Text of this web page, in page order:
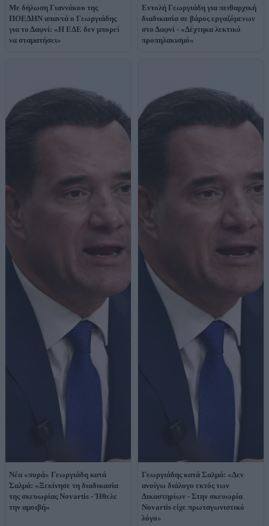
Με δήλωση Γιαννάκου της
ΠΟΕΔΗΝ απαντά ο Γεωργιάδης
για το Δαφνί: «Η ΕΔΕ δεν μπορεί
να σταματήσει»
Εντολή Γεωργιάδη για πειθαρχική
διαδικασία σε βάρος εργαζόμενων
στο Δαφνί - «Δέχτηκα λεκτικό
προπηλακισμό»
Νέα «πυρά» Γεωργιάδη κατά
Σαλμά: «Ξεκίνησε τη διαδικασία
της σκευωρίας Novartis - Ήθελε
την αμοιβή»
Γεωργιάδης κατά Σαλμά: «Δεν
ανοίγω διάλογο εκτός των
Δικαστηρίων - Στην σκευωρία
Novartis είχε πρωταγωνιστικό
λόγο»